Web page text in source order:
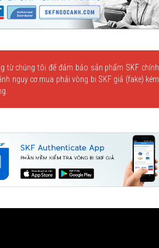
từ chúng tôi để đảm bảo sản phẩm SKF chính
nguy cơ mua phải vòng bi SKF giả (fake) kém